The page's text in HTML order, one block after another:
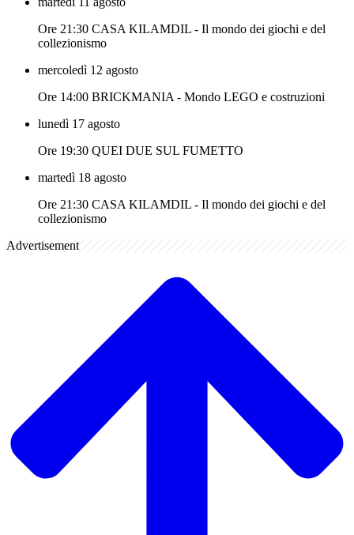
Ore 21:30 CASA KILAMDIL - Il mondo dei giochi e del
collezionismo
mercoledì 12 agosto
Ore 14:00 BRICKMANIA - Mondo LEGO e costruzioni
lunedì 17 agosto
Ore 19:30 QUEI DUE SUL FUMETTO
martedì 18 agosto
Ore 21:30 CASA KILAMDIL - Il mondo dei giochi e del
collezionismo
Advertisement